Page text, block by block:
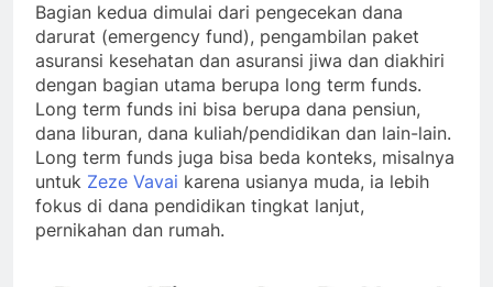
Bagian kedua dimulai dari pengecekan dana
darurat (emergency fund), pengambilan paket
asuransi kesehatan dan asuransi jiwa dan diakhiri
dengan bagian utama berupa long term funds.
Long term funds ini bisa berupa dana pensiun,
dana liburan, dana kuliah/pendidikan dan lain-lain.
Long term funds juga bisa beda konteks, misalnya
untuk Zeze Vavai karena usianya muda, ia lebih
fokus di dana pendidikan tingkat lanjut,
pernikahan dan rumah.